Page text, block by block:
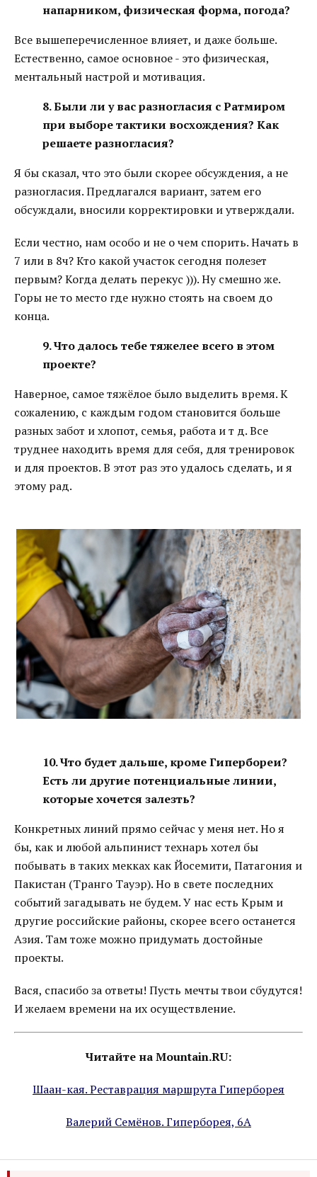
напарником, физическая форма, погода?
Все вышеперечисленное влияет, и даже больше.
Естественно, самое основное - это физическая,
ментальный настрой и мотивация.
8. Были ли у вас разногласия с Ратмиром
при выборе тактики восхождения? Как
решаете разногласия?
Я бы сказал, что это были скорее обсуждения, а не
разногласия. Предлагался вариант, затем его
обсуждали, вносили корректировки и утверждали.
Если честно, нам особо и не о чем спорить. Начать в
7 или в 8ч? Кто какой участок сегодня полезет
первым? Когда делать перекус ))). Ну смешно же.
Горы не то место где нужно стоять на своем до
конца.
9. Что далось тебе тяжелее всего в этом
проекте?
Наверное, самое тяжёлое было выделить время. К
сожалению, с каждым годом становится больше
разных забот и хлопот, семья, работа и т д. Все
труднее находить время для себя, для тренировок
и для проектов. В этот раз это удалось сделать, и я
этому рад.
10. Что будет дальше, кроме Гипербореи?
Есть ли другие потенциальные линии,
которые хочется залезть?
Конкретных линий прямо сейчас у меня нет. Но я
бы, как и любой альпинист технарь хотел бы
побывать в таких мекках как Йосемити, Патагония и
Пакистан (Транго Тауэр). Но в свете последних
событий загадывать не будем. У нас есть Крым и
другие российские районы, скорее всего останется
Азия. Там тоже можно придумать достойные
проекты.
Вася, спасибо за ответы! Пусть мечты твои сбудутся!
И желаем времени на их осуществление.
Читайте на Mountain.RU:
Шаан-кая. Реставрация маршрута Гиперборея
Валерий Семёнов. Гиперборея, 6А